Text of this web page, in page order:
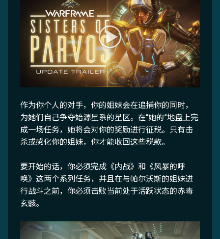
作为你个人的对手，你的姐妹会在追捕你的同时，
为她们自己争夺始源星系的星区。在“她的”地盘上完
成一场任务，她将会对你的奖励进行征税。只有击
杀或感化你的姐妹，你才能收回这些税款。
要开始的话，你必须完成《内战》和《风暴的呼
唤》这两个系列任务，并且在与帕尔沃斯的姐妹进
行战斗之前，你必须击败当前处于活跃状态的赤毒
玄骸。